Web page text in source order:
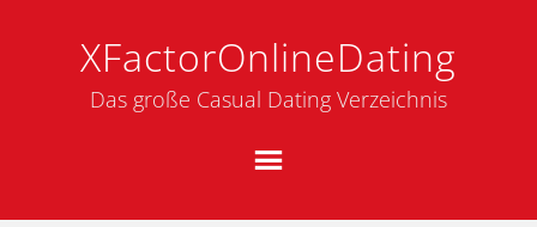
XFactorOnlineDating
Das große Casual Dating Verzeichnis